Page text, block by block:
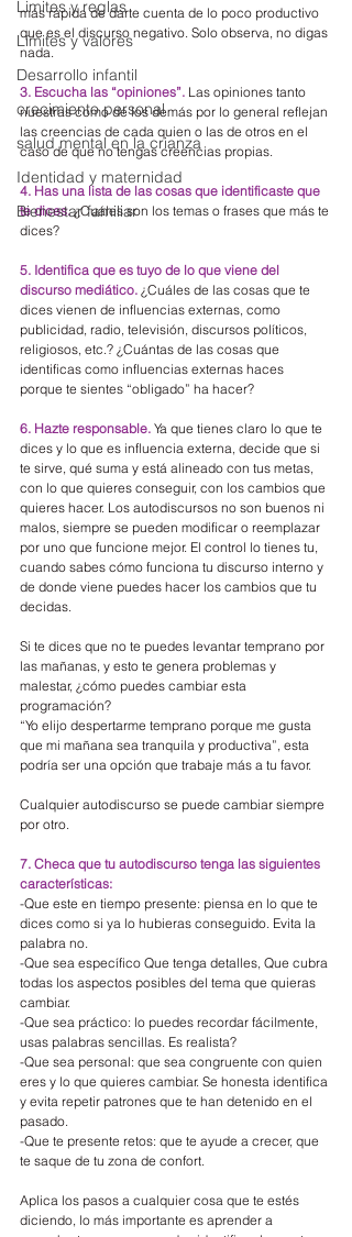
Limites y reglas
Límites y valores
Desarrollo infantil
crecimiento personal
salud mental en la crianza
Identidad y maternidad
Bienestar familiar
más rápida de darte cuenta de lo poco productivo
que es el discurso negativo. Solo observa, no digas
nada.
3. Escucha las “opiniones”. Las opiniones tanto
nuestras como de los demás por lo general reflejan
las creencias de cada quien o las de otros en el
caso de que no tengas creencias propias.
4. Has una lista de las cosas que identificaste que
te dices. ¿Cuáles son los temas o frases que más te
dices?
5. Identifica que es tuyo de lo que viene del
discurso mediático. ¿Cuáles de las cosas que te
dices vienen de influencias externas, como
publicidad, radio, televisión, discursos políticos,
religiosos, etc.? ¿Cuántas de las cosas que
identificas como influencias externas haces
porque te sientes “obligado” ha hacer?
6. Hazte responsable. Ya que tienes claro lo que te
dices y lo que es influencia externa, decide que si
te sirve, qué suma y está alineado con tus metas,
con lo que quieres conseguir, con los cambios que
quieres hacer. Los autodiscursos no son buenos ni
malos, siempre se pueden modificar o reemplazar
por uno que funcione mejor. El control lo tienes tu,
cuando sabes cómo funciona tu discurso interno y
de donde viene puedes hacer los cambios que tu
decidas.
Si te dices que no te puedes levantar temprano por
las mañanas, y esto te genera problemas y
malestar, ¿cómo puedes cambiar esta
programación?
“Yo elijo despertarme temprano porque me gusta
que mi mañana sea tranquila y productiva”, esta
podría ser una opción que trabaje más a tu favor.
Cualquier autodiscurso se puede cambiar siempre
por otro.
7. Checa que tu autodiscurso tenga las siguientes
características:
-Que este en tiempo presente: piensa en lo que te
dices como si ya lo hubieras conseguido. Evita la
palabra no.
-Que sea específico Que tenga detalles, Que cubra
todas los aspectos posibles del tema que quieras
cambiar.
-Que sea práctico: lo puedes recordar fácilmente,
usas palabras sencillas. Es realista?
-Que sea personal: que sea congruente con quien
eres y lo que quieres cambiar. Se honesta identifica
y evita repetir patrones que te han detenido en el
pasado.
-Que te presente retos: que te ayude a crecer, que
te saque de tu zona de confort.
Aplica los pasos a cualquier cosa que te estés
diciendo, lo más importante es aprender a